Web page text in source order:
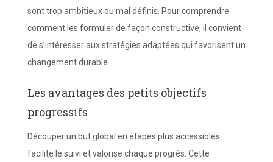
sont trop ambitieux ou mal définis. Pour comprendre
comment les formuler de façon constructive, il convient
de s’intéresser aux stratégies adaptées qui favorisent un
changement durable.
Les avantages des petits objectifs
progressifs
Découper un but global en étapes plus accessibles
facilite le suivi et valorise chaque progrès. Cette